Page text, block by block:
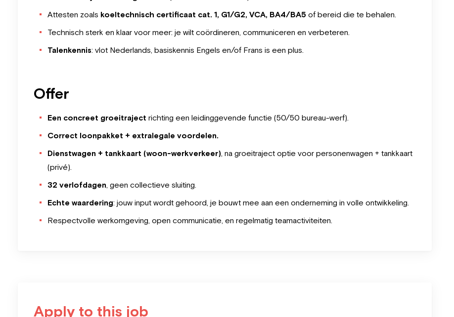
Attesten zoals koeltechnisch certificaat cat. 1, G1/G2, VCA, BA4/BA5 of bereid die te behalen.
Technisch sterk en klaar voor meer: je wilt coördineren, communiceren en verbeteren.
Talenkennis: vlot Nederlands, basiskennis Engels en/of Frans is een plus.
Offer
Een concreet groeitraject richting een leidinggevende functie (50/50 bureau-werf).
Correct loonpakket + extralegale voordelen.
Dienstwagen + tankkaart (woon-werkverkeer), na groeitraject optie voor personenwagen + tankkaart
(privé).
32 verlofdagen, geen collectieve sluiting.
Echte waardering: jouw input wordt gehoord, je bouwt mee aan een onderneming in volle ontwikkeling.
Respectvolle werkomgeving, open communicatie, en regelmatig teamactiviteiten.
Apply to this job